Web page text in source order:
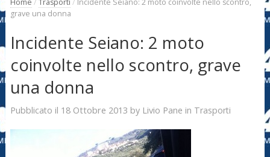
Home / Trasporti / Incidente Seiano: 2 moto coinvolte nello scontro,
grave una donna
Incidente Seiano: 2 moto
coinvolte nello scontro, grave
una donna
Pubblicato il 18 Ottobre 2013 by Livio Pane in Trasporti